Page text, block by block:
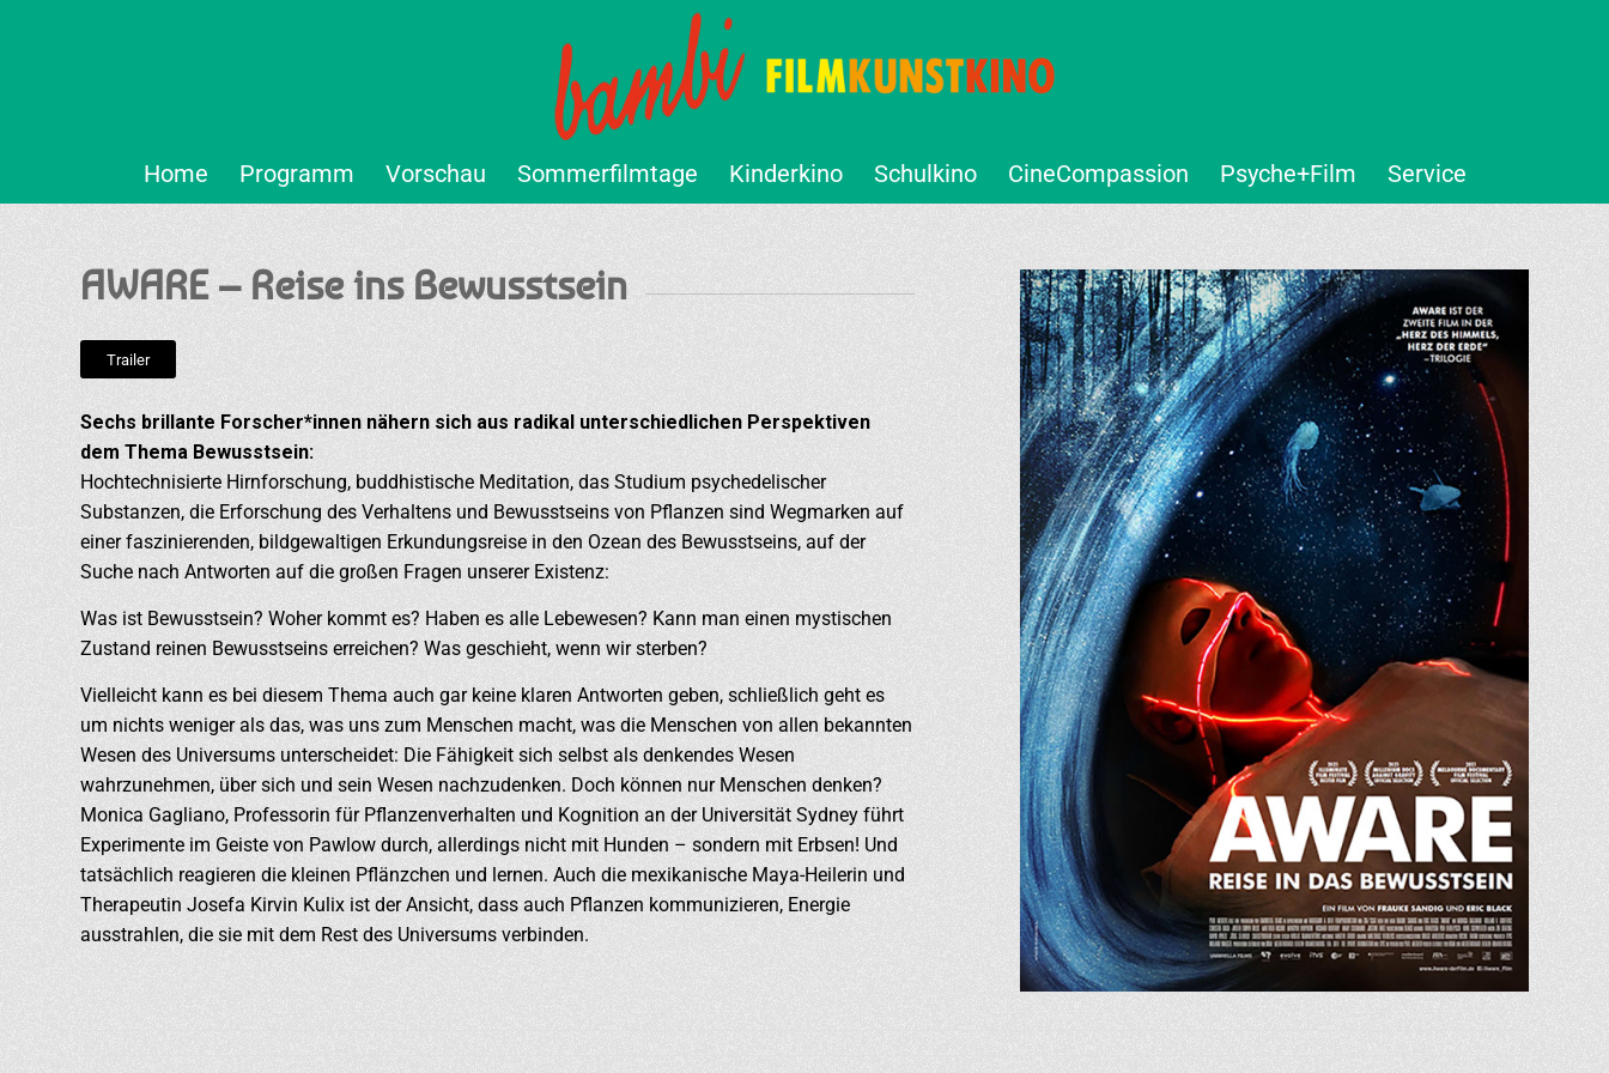
Home Programm Vorschau Sommerfilmtage Kinderkino Schulkino CineCompassion Psyche+Film Service
AWARE – Reise ins Bewusstsein
Trailer
Sechs brillante Forscher*innen nähern sich aus radikal unterschiedlichen Perspektiven
dem Thema Bewusstsein:
Hochtechnisierte Hirnforschung, buddhistische Meditation, das Studium psychedelischer
Substanzen, die Erforschung des Verhaltens und Bewusstseins von Pflanzen sind Wegmarken auf
einer faszinierenden, bildgewaltigen Erkundungsreise in den Ozean des Bewusstseins, auf der
Suche nach Antworten auf die großen Fragen unserer Existenz:
Was ist Bewusstsein? Woher kommt es? Haben es alle Lebewesen? Kann man einen mystischen
Zustand reinen Bewusstseins erreichen? Was geschieht, wenn wir sterben?
Vielleicht kann es bei diesem Thema auch gar keine klaren Antworten geben, schließlich geht es
um nichts weniger als das, was uns zum Menschen macht, was die Menschen von allen bekannten
Wesen des Universums unterscheidet: Die Fähigkeit sich selbst als denkendes Wesen
wahrzunehmen, über sich und sein Wesen nachzudenken. Doch können nur Menschen denken?
Monica Gagliano, Professorin für Pflanzenverhalten und Kognition an der Universität Sydney führt
Experimente im Geiste von Pawlow durch, allerdings nicht mit Hunden – sondern mit Erbsen! Und
tatsächlich reagieren die kleinen Pflänzchen und lernen. Auch die mexikanische Maya-Heilerin und
Therapeutin Josefa Kirvin Kulix ist der Ansicht, dass auch Pflanzen kommunizieren, Energie
ausstrahlen, die sie mit dem Rest des Universums verbinden.